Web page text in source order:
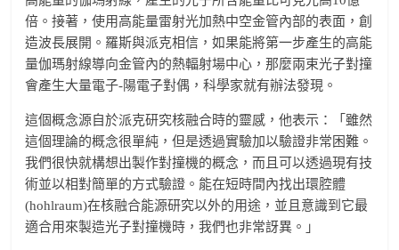
倍。接著，使用高能量雷射光加熱中空金管內部的表面，創
造波長展開。羅斯與派克相信，如果能將第一步產生的高能
量伽瑪射線導向金管內的熱輻射場中心，那麼兩束光子對撞
會產生大量電子-陽電子對偶，科學家就有辦法發現。
這個概念源自於派克研究核融合時的靈感，他表示：「雖然
這個理論的概念很單純，但是透過實驗加以驗證非常困難。
我們很快就構想出製作對撞機的概念，而且可以透過現有技
術並以相對簡單的方式驗證。能在短時間內找出環腔體
(hohlraum)在核融合能源研究以外的用途，並且意識到它最
適合用來製造光子對撞機時，我們也非常訝異。」